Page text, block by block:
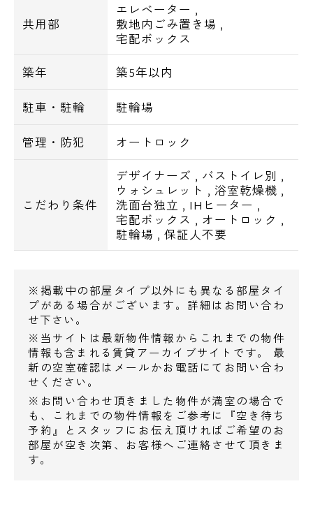
・ショッピングセンター
無印良品三軒茶屋店 161m
・スーパー
西友三軒茶屋店 158m
foodium三軒茶屋 206m
三軒茶屋とうきゅう 245m
ファミリーマート三軒茶屋駅北口店 29m
ファミリーマート三軒茶屋駅南口店 53m
・ドラッグストア
ヘルスケアセイジョー茶沢通り店 79m
ミネドラッグ三軒茶屋店 119m
くすりセイジョー三軒茶屋店 271m
・ホームセンター
共用部
エレベーター ,
敷地内ごみ置き場 ,
宅配ボックス
築年 築5年以内
駐車・駐輪 駐輪場
管理・防犯 オートロック
こだわり条件
デザイナーズ , バストイレ別 ,
ウォシュレット , 浴室乾燥機 ,
洗面台独立 , IHヒーター ,
宅配ボックス , オートロック ,
駐輪場 ,保証人不要
※掲載中の部屋タイプ以外にも異なる部屋タイ
プがある場合がございます。詳細はお問い合わ
せ下さい。
※当サイトは最新物件情報からこれまでの物件
情報も含まれる賃貸アーカイブサイトです。 最
新の空室確認はメールかお電話にてお問い合わ
せください。
※お問い合わせ頂きました物件が満室の場合で
も、これまでの物件情報をご参考に『空き待ち
予約』とスタッフにお伝え頂ければご希望のお
部屋が空き次第、お客様へご連絡させて頂きま
す。
電話でお問い合わせ